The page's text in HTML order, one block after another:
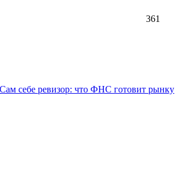
361
Сам себе ревизор: что ФНС готовит рынку